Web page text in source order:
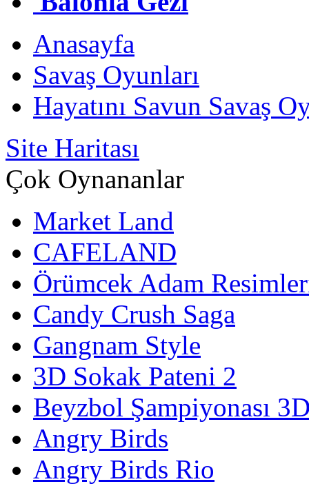
Anasayfa
Savaş Oyunları
Hayatını Savun Savaş
Site Haritası
Çok Oynananlar
Market Land
CAFELAND
Örümcek Adam
Candy Crush Saga
Gangnam Style
3D Sokak Pateni 2
Beyzbol Şampiyonası
Angry Birds
Angry Birds Rio